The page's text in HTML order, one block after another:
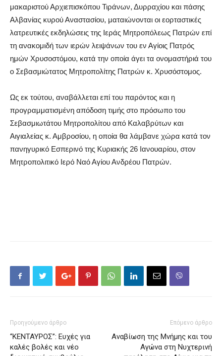
μακαριστού Αρχιεπισκόπου Τιράνων, Δυρραχίου και πάσης
Αλβανίας κυρού Αναστασίου, ματαιώνονται οι εορταστικές
λατρευτικές εκδηλώσεις της Ιεράς Μητροπόλεως Πατρών επί
τη ανακομιδή των ιερών λειψάνων του εν Αγίοις Πατρός
ημών Χρυσοστόμου, κατά την οποία άγει τα ονομαστήριά του
ο Σεβασμιώτατος Μητροπολίτης Πατρών κ. Χρυσόστομος.
Ως εκ τούτου, αναβάλλεται επί του παρόντος και η
προγραμματισμένη απόδοση τιμής στο πρόσωπο του
Σεβασμιωτάτου Μητροπολίτου από Καλαβρύτων και
Αιγιαλείας κ. Αμβροσίου, η οποία θα λάμβανε χώρα κατά τον
πανηγυρικό Εσπερινό της Κυριακής 26 Ιανουαρίου, στον
Μητροπολιτικό Ιερό Ναό Αγίου Ανδρέου Πατρών.
Προηγούμενο άρθρο
“ΚΕΝΤΑΥΡΟΣ”: Ευχές για
καλές βολές και νέο
Επόμενο άρθρο
Αναβίωση της Μνήμης και του
Αγώνα στη Νυχτερινή